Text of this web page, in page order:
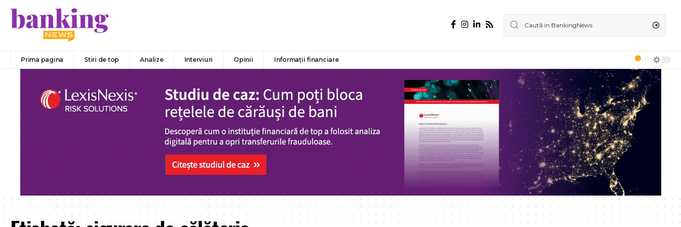
Prima pagina Stiri de top Analize Interviuri Opinii Informații financiare